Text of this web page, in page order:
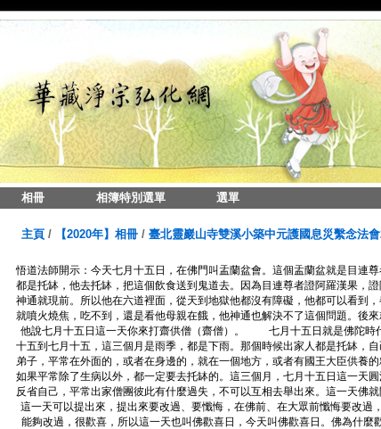
相冊 相簿特別選單 選單
主頁/ 【2020年】相冊/ 臺北靈巖山寺雙溪小築中元護國息災繫念法
悟道法師開示：今天七月十五日，在佛門叫盂蘭盆會。這個盂蘭盆就是目連
都是托缽，他去托缽，把這個飲食送到鬼道去。因為目連尊者證阿羅漢果，
神通就現前。所以他在六道裡面，從天到地獄他都沒有障礙，他都可以看到
就噴火燒焦，吃不到，還是看他母親在餓，他神通也解決不了這個問題。後
他說七月十五日這一天你來打齋供僧（齋僧）。 七月十五日就是佛陀時
十五到七月十五，這三個月是雨季，都是下雨。那個時候出家人都是托缽，
弟子，平常在外面的，或者在身邊的，就在一個地方，或者有國王大臣供養
如果平常除了生病以外，都一定要去托缽的。這三個月，七月十五日這一天
反省自己，平常出家僧團彼此有什麼過失，不可以互相去舉出來。這一天佛
這一天可以提出來，提出來要改過、要懺悔，在佛前、在大眾前懺悔要改
能夠改過，很歡喜，所以這一天也叫佛歡喜日，今天叫佛歡喜日。佛為什